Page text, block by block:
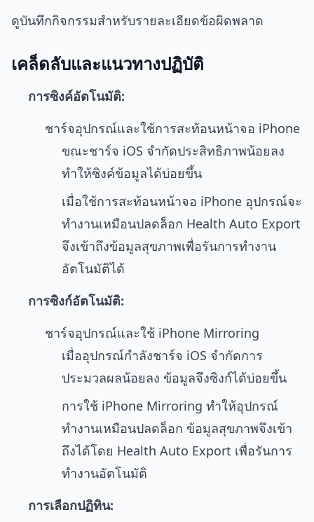
ดูบันทึกกิจกรรมสำหรับรายละเอียดข้อผิดพลาด
เคล็ดลับและแนวทางปฏิบัติ
การซิงค์อัตโนมัติ:
ชาร์จอุปกรณ์และใช้การสะท้อนหน้าจอ iPhone
ขณะชาร์จ iOS จำกัดประสิทธิภาพน้อยลง
ทำให้ซิงค์ข้อมูลได้บ่อยขึ้น
เมื่อใช้การสะท้อนหน้าจอ iPhone อุปกรณ์จะ
ทำงานเหมือนปลดล็อก Health Auto Export
จึงเข้าถึงข้อมูลสุขภาพเพื่อรันการทำงาน
อัตโนมัติได้
การซิงก์อัตโนมัติ:
ชาร์จอุปกรณ์และใช้ iPhone Mirroring
เมื่ออุปกรณ์กำลังชาร์จ iOS จำกัดการ
ประมวลผลน้อยลง ข้อมูลจึงซิงก์ได้บ่อยขึ้น
การใช้ iPhone Mirroring ทำให้อุปกรณ์
ทำงานเหมือนปลดล็อก ข้อมูลสุขภาพจึงเข้า
ถึงได้โดย Health Auto Export เพื่อรันการ
ทำงานอัตโนมัติ
การเลือกปฏิทิน: